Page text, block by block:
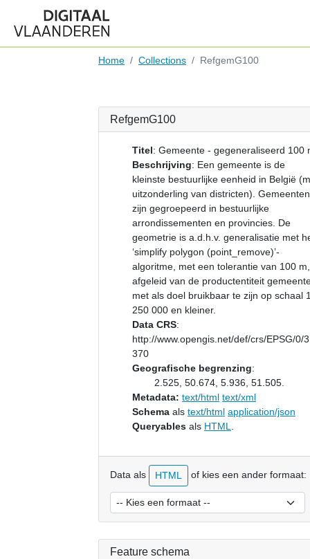
Home Collections RefgemG100
RefgemG100
Titel: Gemeente - gegeneraliseerd 100
Beschrijving: Een gemeente is de
kleinste bestuurlijke eenheid in België
uitzonderling van districten). Gemeenten
zijn gegroepeerd in bestuurlijke
arrondissementen en provincies. De
geometrie is a.d.h.v. generalisatie met
‘simplify polygon (point_remove)’-
algoritme, met een tolerantie van 100 m,
afgeleid van de productentiteit
met als doel bruikbaar te zijn op schaal
250 000 en kleiner.
Data CRS:
http://www.opengis.net/def/crs/EPSG/0/
370
Geografische begrenzing:
2.525, 50.674, 5.936, 51.505.
Metadata: text/html text/xml
Schema als text/html application/json
Queryables als HTML
Data als HTML of kies een ander formaat:
Feature schema